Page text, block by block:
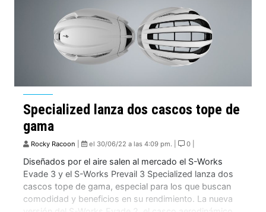
Specialized lanza dos cascos tope de
gama
Rocky Racoon el 30/06/22 a las 4:09 pm. | 0 |
Diseñados por el aire salen al mercado el S-Works
Evade 3 y el S-Works Prevail 3 Specialized lanza dos
cascos tope de gama, especial para los que buscan
comodidad y beneficios en su rendimiento. La nueva